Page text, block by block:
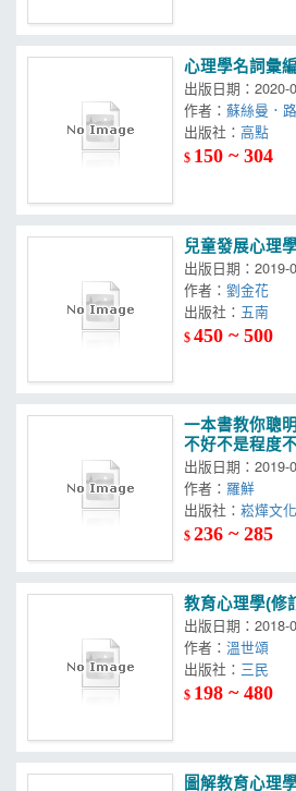
心理學名詞彙編
出版日期：2020-
作者：蘇絲曼．
出版社：
$ 150 ~ 304
兒童發展心理
出版日期：2019-
作者：劉金花
出版社：
$450 ~ 500
一本書教你聰
不好不是程度
方法不完全靠
出版日期：2019-
作者： 羅鮮
出版社：
$236 ~ 285
教育心理學(修
出版日期：2018-
作者：溫世頌
出版社：
$ 198 ~ 480
圖解教育心理